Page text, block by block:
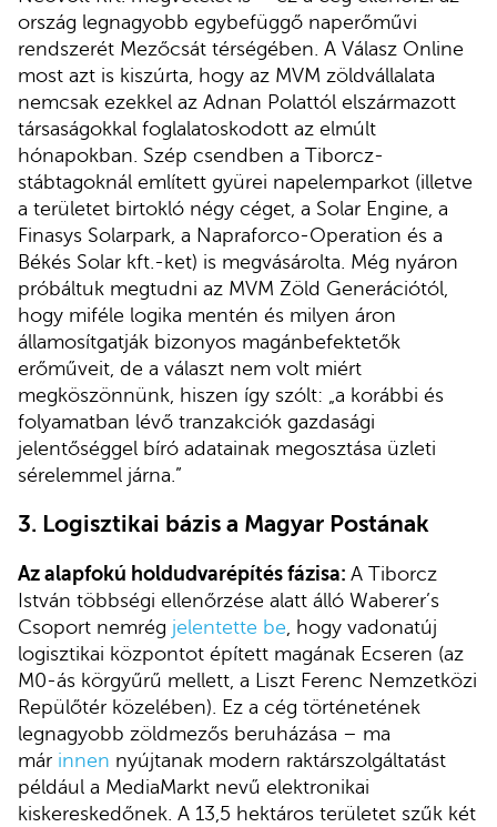
ország legnagyobb egybefüggő naperőművi
rendszerét Mezőcsát térségében. A Válasz Online
most azt is kiszúrta, hogy az MVM zöldvállalata
nemcsak ezekkel az Adnan Polattól elszármazott
társaságokkal foglalatoskodott az elmúlt
hónapokban. Szép csendben a Tiborcz-
stábtagoknál említett gyürei napelemparkot (illetve
a területet birtokló négy céget, a Solar Engine, a
Finasys Solarpark, a Napraforco-Operation és a
Békés Solar kft.-ket) is megvásárolta. Még nyáron
próbáltuk megtudni az MVM Zöld Generációtól,
hogy miféle logika mentén és milyen áron
államosítgatják bizonyos magánbefektetők
erőműveit, de a választ nem volt miért
megköszönnünk, hiszen így szólt: „a korábbi és
folyamatban lévő tranzakciók gazdasági
jelentőséggel bíró adatainak megosztása üzleti
sérelemmel járna.”
3. Logisztikai bázis a Magyar Postának
Az alapfokú holdudvarépítés fázisa: A Tiborcz
István többségi ellenőrzése alatt álló Waberer’s
Csoport nemrég jelentette be , hogy vadonatúj
logisztikai központot épített magának Ecseren (az
M0-ás körgyűrű mellett, a Liszt Ferenc Nemzetközi
Repülőtér közelében). Ez a cég történetének
legnagyobb zöldmezős beruházása – ma
már innen nyújtanak modern raktárszolgáltatást
például a MediaMarkt nevű elektronikai
kiskereskedőnek. A 13,5 hektáros területet szűk két